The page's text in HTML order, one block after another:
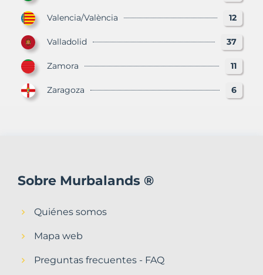
Valencia/València 12
Valladolid 37
Zamora 11
Zaragoza 6
Sobre Murbalands ®
Quiénes somos
Mapa web
Preguntas frecuentes - FAQ